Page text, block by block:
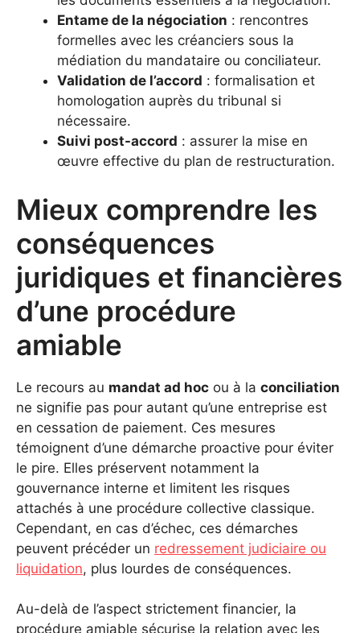
Entame de la négociation : rencontres
formelles avec les créanciers sous la
médiation du mandataire ou conciliateur.
Validation de l’accord : formalisation et
homologation auprès du tribunal si
nécessaire.
Suivi post-accord : assurer la mise en
œuvre effective du plan de restructuration.
Mieux comprendre les
conséquences
juridiques et financières
d’une procédure
amiable
Le recours au mandat ad hoc ou à la conciliation
ne signifie pas pour autant qu’une entreprise est
en cessation de paiement. Ces mesures
témoignent d’une démarche proactive pour éviter
le pire. Elles préservent notamment la
gouvernance interne et limitent les risques
attachés à une procédure collective classique.
Cependant, en cas d’échec, ces démarches
peuvent précéder un redressement judiciaire ou
liquidation, plus lourdes de conséquences.
Au-delà de l’aspect strictement financier, la
procédure amiable sécurise la relation avec les